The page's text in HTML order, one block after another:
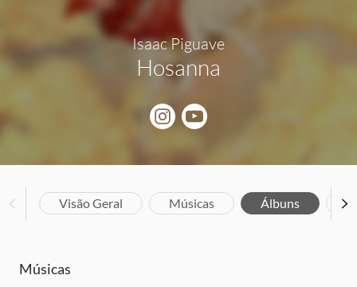
Isaac Piguave
Hosanna
Visão Geral Músicas Álbuns
Músicas